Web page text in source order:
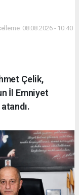
08.08.2026 - 10:40
Çelik,
İl Emniyet